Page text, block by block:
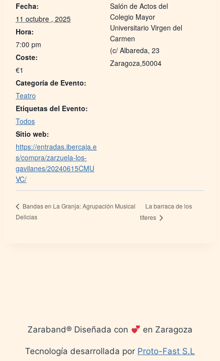
Fecha:
11 octubre , 2025
Hora:
7:00 pm
Coste:
€1
Categoría de Evento:
Teatro
Etiquetas del Evento:
Todos
Sitio web:
https://entradas.ibercaja.e
s/compra/zarzuela-los-
gavilanes/20240615CMU
VC/
Salón de Actos del
Colegio Mayor
Universitario Virgen del
Carmen
(c/ Albareda, 23
Zaragoza,50004
Bandas en La Granja: Agrupación Musical
Delicias
La barraca de los
títeres
Zaraband® Diseñada con en Zaragoza
Tecnología desarrollada por Proto-Fast S.L